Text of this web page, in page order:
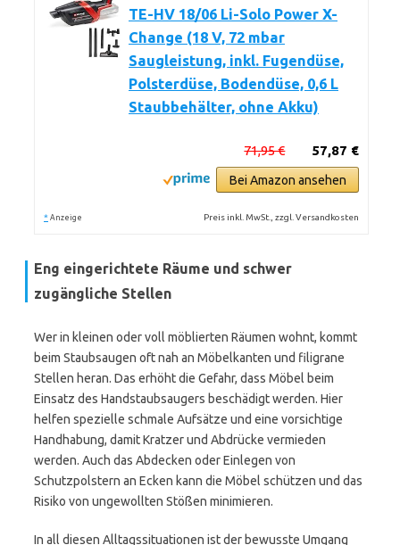
TE-HV 18/06 Li-Solo Power X-
Change (18 V, 72 mbar
Saugleistung, inkl. Fugendüse,
Polsterdüse, Bodendüse, 0,6 L
Staubbehälter, ohne Akku)
57,87 €
71,95 €
Bei Amazon ansehen
* Anzeige Preis inkl. MwSt., zzgl. Versandkosten
Eng eingerichtete Räume und schwer
zugängliche Stellen
Wer in kleinen oder voll möblierten Räumen wohnt, kommt
beim Staubsaugen oft nah an Möbelkanten und filigrane
Stellen heran. Das erhöht die Gefahr, dass Möbel beim
Einsatz des Handstaubsaugers beschädigt werden. Hier
helfen spezielle schmale Aufsätze und eine vorsichtige
Handhabung, damit Kratzer und Abdrücke vermieden
werden. Auch das Abdecken oder Einlegen von
Schutzpolstern an Ecken kann die Möbel schützen und das
Risiko von ungewollten Stößen minimieren.
In all diesen Alltagssituationen ist der bewusste Umgang